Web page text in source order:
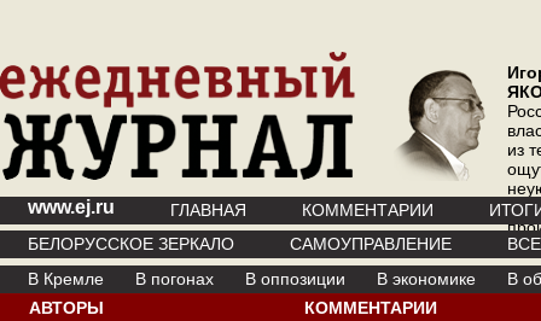
из
где
www.ej.ru ГЛАВНАЯ КОММЕНТАРИИ
БЕЛОРУССКОЕ ЗЕРКАЛО
САМОУПРАВЛЕНИЕ
В Кремле
В погонах В оппозиции В экономике
В
АВТОРЫ
КОММЕНТАРИИ